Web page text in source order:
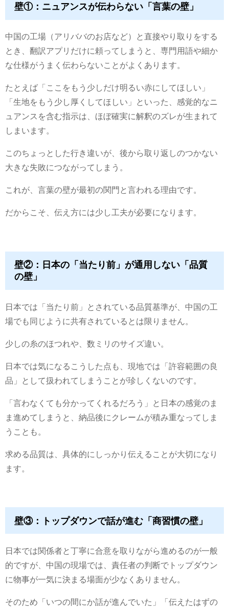
壁①：ニュアンスが伝わらない「言葉の壁」
中国の工場（アリババのお店など）と直接やり取りをする
とき、翻訳アプリだけに頼ってしまうと、専門用語や細か
な仕様がうまく伝わらないことがよくあります。
たとえば「ここをもう少しだけ明るい赤にしてほしい」
「生地をもう少し厚くしてほしい」といった、感覚的なニ
ュアンスを含む指示は、ほぼ確実に解釈のズレが生まれて
しまいます。
このちょっとした行き違いが、後から取り返しのつかない
大きな失敗につながってしまう。
これが、言葉の壁が最初の関門と言われる理由です。
だからこそ、伝え方には少し工夫が必要になります。
壁②：日本の「当たり前」が通用しない「品質
の壁」
日本では「当たり前」とされている品質基準が、中国の工
場でも同じように共有されているとは限りません。
少しの糸のほつれや、数ミリのサイズ違い。
日本では気になるこうした点も、現地では「許容範囲の良
品」として扱われてしまうことが珍しくないのです。
「言わなくても分かってくれるだろう」と日本の感覚のま
ま進めてしまうと、納品後にクレームが積み重なってしま
うことも。
求める品質は、具体的にしっかり伝えることが大切になり
ます。
壁③：トップダウンで話が進む「商習慣の壁」
日本では関係者と丁寧に合意を取りながら進めるのが一般
的ですが、中国の現場では、責任者の判断でトップダウン
に物事が一気に決まる場面が少なくありません。
そのため「いつの間にか話が進んでいた」「伝えたはずの